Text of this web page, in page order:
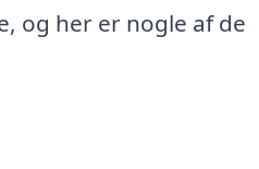
og her er nogle af de